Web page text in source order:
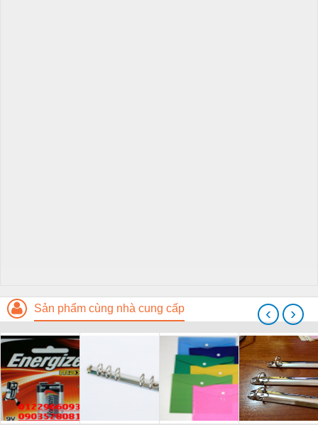
Sản phẩm cùng nhà cung cấp ‹ ›